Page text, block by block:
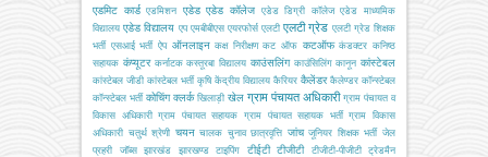
एडमिट कार्ड एडमिशन एडेड एडेड कॉलेज एडेड डिग्री कॉलेज एडेड माध्यमिक
विद्यालय एडेड विद्यालय एप एमबीबीएस एयरफोर्स एलटी एलटी ग्रेड एलटी ग्रेड शिक्षक
भर्ती एसआई भर्ती ऐप ऑनलाइन कक्ष निरीक्षण कट ऑफ कटऑफ कंडक्टर कनिष्ठ
सहायक कंप्यूटर कर्नाटक कस्तूरबा विद्यालय काउंसलिंग काउंसिलिंग कानून कांस्टेबल
कांस्टेबल जीडी कांस्टेबल भर्ती कृषि केंद्रीय विद्यालय कैरियर कैलेंडर कैलेण्डर कॉन्स्टेबल
कॉन्स्टेबल भर्ती कोचिंग क्लर्क खिलाड़ी खेल ग्राम पंचायत अधिकारी ग्राम पंचायत व
विकास अधिकारी ग्राम पंचायत सहायक ग्राम पंचायत सहायक भर्ती ग्राम विकास
अधिकारी चतुर्थ श्रेणी चयन चालक चुनाव छात्रवृत्ति जांच जूनियर शिक्षक भर्ती जेल
प्रहरी
जॉब्स झारखंड झारखण्ड टाइपिंग टीईटी टीजीटी टीजीटी-पीजीटी
ट्रेडमैन